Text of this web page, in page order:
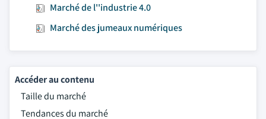
Marché de l''industrie 4.0
Marché des jumeaux numériques
Accéder au contenu
Taille du marché
Tendances du marché